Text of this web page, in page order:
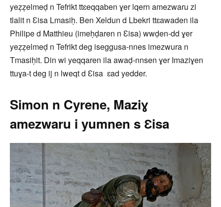
yeẓẓelmeḍ n Tefrikt ttɛeqqaben ɣer lqern amezwaru zi
tlalit n Ɛisa Lmasiḥ. Ben Xeldun d Lbekri ttɛawaden ila
Philipe d Matthieu (imeḥḍaren n Ɛisa) wwḍen-dd ɣer
yeẓẓelmeḍ n Tefrikt deg iseggusa-nnes imezwura n
Tmasiḥit. Din wi yeqqaren ila awaḍ-nnsen ɣer Imaziɣen
ttuɣa-t deg ij n lweqt d Ɛisa ɛad yedder.
Simon n Cyrene, Maziɣ
amezwaru i yumnen s Ɛisa